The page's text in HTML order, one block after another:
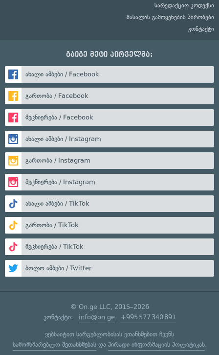
სარედაქციო კოდექსი
მასალის გამოყენების პირობები
კონტაქტი
გაიგე მეტი პირველმა:
ახალი ამბები / Facebook
გართობა / Facebook
მეცნიერება / Facebook
ახალი ამბები / Instagram
გართობა / Instagram
მეცნიერება / Instagram
ახალი ამბები / TikTok
გართობა / TikTok
მეცნიერება / TikTok
ბოლო ამბები / Twitter
© On.ge LLC, 2015–2026
კონტაქტი: info@on.ge +995 577 340 891
ვებსაიტით სარგებლობისას ეთანხმებით ჩვენს
სამომხმარებლო შეთანხმებასდა პირადი ინფორმაციის პოლიტიკას.